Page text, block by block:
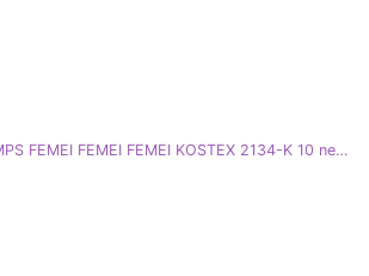
POMPE CLASIC POMPS FEMEI FEMEI FEMEI KOSTEX 2134-K 10 negru